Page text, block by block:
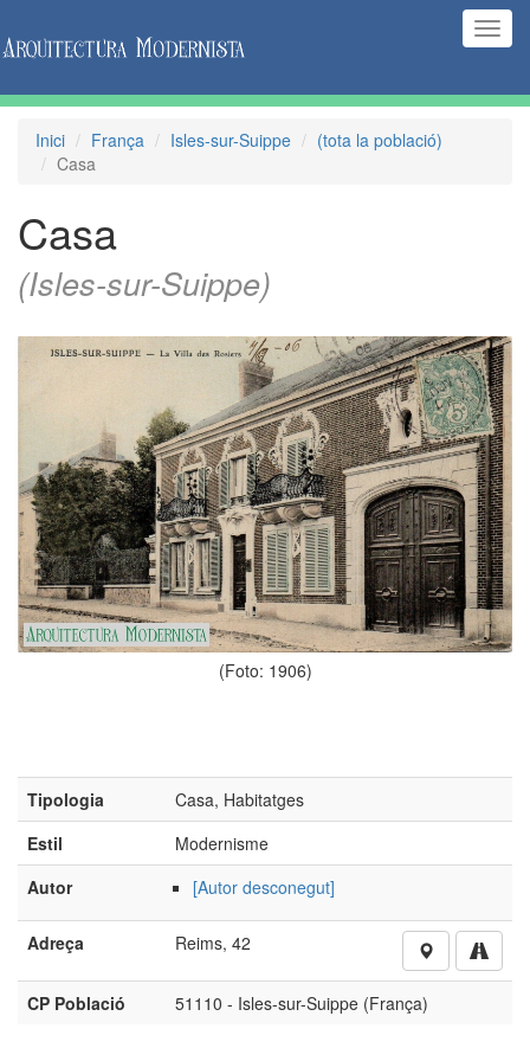
Inici França Isles-sur-Suippe
(tota la població)
Casa
Casa
(Isles-sur-Suippe)
(Foto: 1906)
Tipologia
Casa, Habitatges
Estil
Modernisme
Autor
[Autor desconegut]
Adreça Reims, 42
CP Població 51110 - Isles-sur-Suippe (França)